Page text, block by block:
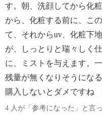
す。朝、洗顔してから化
から、化粧する前に、こ
て、それからuv、化粧下
が、しっとりと瑞々しく
に、ミストを与えます。
残量が無くなりそうにな
購入しないとダメですね
4 人が「参考になった」と言